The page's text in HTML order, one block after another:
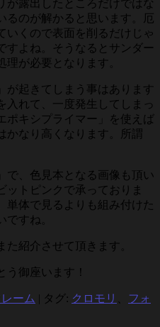
が露出したところだけではな
るのが解かると思います。厄
いくので表面を削るだけじゃ
すよね。そうなるとサンダー
が必要となります。
が起きてしまう事はあります
入れて、一度発生してしまっ
ポキシプライマー」を使えば
かなり高くなります。所謂
で、色見本となる画像も頂い
ットピンクで承っておりま
体で見るよりも組み付けた
すね。
紹介させて頂きます。
う御座います！
ーム | タグ: クロモリ
フォ